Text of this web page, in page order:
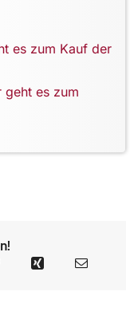
es zum Kauf der
geht es zum